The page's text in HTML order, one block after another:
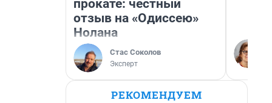
прокате: честный
отзыв на «Одиссею»
Нолана
Стас Соколов
Эксперт
РЕКОМЕНДУЕМ